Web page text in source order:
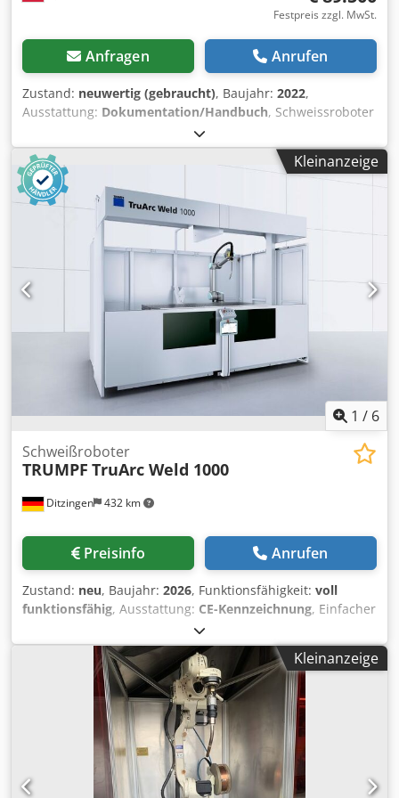
Festpreis zzgl. MwSt.
Anfragen Anrufen
Zustand: neuwertig (gebraucht), Baujahr: 2022,
Ausstattung: Dokumentation/Handbuch, Schweissroboter
Satz 1. Schweissroboter KUKA Roboter GmbH model
CYBERTECH - KR 8 R-2100-2 KRC4 prod. 2022 - Manipulator
type KR8 R2100-2 - Maximum reach - 2100 mm - Payload
max. - 20 kg - Positioning repeatability +/- 0.05 mm
Crsdpsllyfijfx Andof - Control KRC4 - System Software -
KUKA System KSS 8.6 - System Sofware - PROFINET,
Safe.Operation, - Welding Proces Software -
KUKA.ARC.Tech 2. Positioner 3-axis KUKA KP3-V2H max.
1000kg / side L - 2000 mm - distance between plates D -
1600 mm - max. diametr of fixture 3. FRONIUS welding
machine type TPS 500i ( option: TPS 500i CMT ) Welding
Packaging - PMC (Pulse Multi Control) Welding Packaging -
Standard Welding Packaging - Puls
Kleinanzeige
1 / 6
Ditzingen 432 km
Schweißroboter
TRUMPF TruArc Weld 1000
Preisinfo Anrufen
Zustand: neu, Baujahr: 2026, Funktionsfähigkeit: voll
funktionsfähig, Ausstattung: CE-Kennzeichnung, Einfacher
und effizienter Einstieg ins automatisierte Schweißen
Automatisierte Lichtbogenschweißzelle für kleine und
mittlere Serien – einfach zu bedienen und hochproduktiv
Die Schweißzelle überzeugt durch besonders einfache
Bedienung und Programmierung. Fast ohne
Schulungsaufwand können Sie die Maschine in Betrieb
nehmen, programmieren und bedienen, Video-Tutorials
genügen. Je nach Bauteil- und Losgröße nutzen Sie die
Schweißzelle im 1- oder 2-Stationen-Betrieb. So können Sie
Kleinanzeige